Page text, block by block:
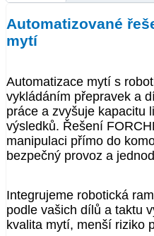
Automatizované
mytí
Automatizace mytí s
vykládáním přepravek a
práce a zvyšuje kapacitu
výsledků. Řešení
manipulaci přímo do
bezpečný provoz a
Integrujeme robotická
podle vašich dílů a taktu
kvalita mytí, menší riziko